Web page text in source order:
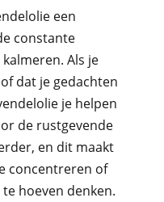
een
constante
Als je
dat je gedachten
je helpen
de rustgevende
en dit maakt
concentreren of
hoeven denken.